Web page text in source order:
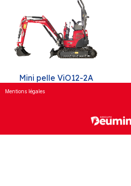
Mini pelle ViO12-2A
Mentions légales